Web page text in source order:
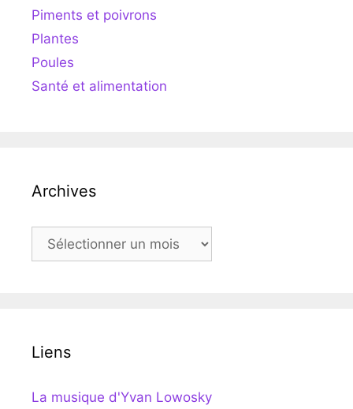
Piments et poivrons
Plantes
Poules
Santé et alimentation
Archives
Archives
Liens
La musique d'Yvan Lowosky